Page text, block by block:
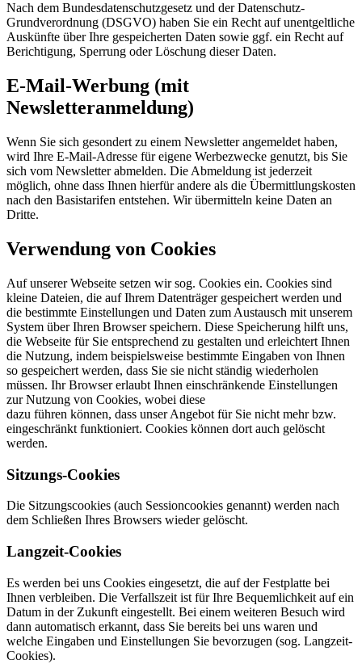
Nach dem Bundesdatenschutzgesetz und der Datenschutz-
Grundverordnung (DSGVO) haben Sie ein Recht auf unentgeltliche
Auskünfte über Ihre gespeicherten Daten sowie ggf. ein Recht auf
Berichtigung, Sperrung oder Löschung dieser Daten.
E-Mail-Werbung (mit
Newsletteranmeldung)
Wenn Sie sich gesondert zu einem Newsletter angemeldet haben,
wird Ihre E-Mail-Adresse für eigene Werbezwecke genutzt, bis Sie
sich vom Newsletter abmelden. Die Abmeldung ist jederzeit
möglich, ohne dass Ihnen hierfür andere als die Übermittlungskosten
nach den Basistarifen entstehen. Wir übermitteln keine Daten an
Dritte.
Verwendung von Cookies
Auf unserer Webseite setzen wir sog. Cookies ein. Cookies sind
kleine Dateien, die auf Ihrem Datenträger gespeichert werden und
die bestimmte Einstellungen und Daten zum Austausch mit unserem
System über Ihren Browser speichern. Diese Speicherung hilft uns,
die Webseite für Sie entsprechend zu gestalten und erleichtert Ihnen
die Nutzung, indem beispielsweise bestimmte Eingaben von Ihnen
so gespeichert werden, dass Sie sie nicht ständig wiederholen
müssen. Ihr Browser erlaubt Ihnen einschränkende Einstellungen
zur Nutzung von Cookies, wobei diese
dazu führen können, dass unser Angebot für Sie nicht mehr bzw.
eingeschränkt funktioniert. Cookies können dort auch gelöscht
werden.
Sitzungs-Cookies
Die Sitzungscookies (auch Sessioncookies genannt) werden nach
dem Schließen Ihres Browsers wieder gelöscht.
Langzeit-Cookies
Es werden bei uns Cookies eingesetzt, die auf der Festplatte bei
Ihnen verbleiben. Die Verfallszeit ist für Ihre Bequemlichkeit auf ein
Datum in der Zukunft eingestellt. Bei einem weiteren Besuch wird
dann automatisch erkannt, dass Sie bereits bei uns waren und
welche Eingaben und Einstellungen Sie bevorzugen (sog. Langzeit-
Cookies).